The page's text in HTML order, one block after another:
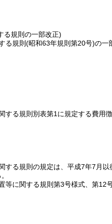
る規則の一部改正)
る規則 (昭和63年規則第20号)の一
する規則別表第1に規定する費用
する規則の規定は、平成7年7月
に関する規則第3号様式、第12